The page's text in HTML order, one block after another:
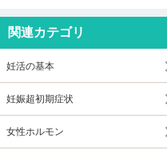
関連カテゴリ
妊活の基本
妊娠超初期症状
女性ホルモン